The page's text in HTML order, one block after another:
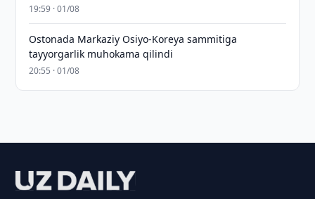
19:59 · 01/08
Ostonada Markaziy Osiyo-Koreya sammitiga
tayyorgarlik muhokama qilindi
20:55 · 01/08